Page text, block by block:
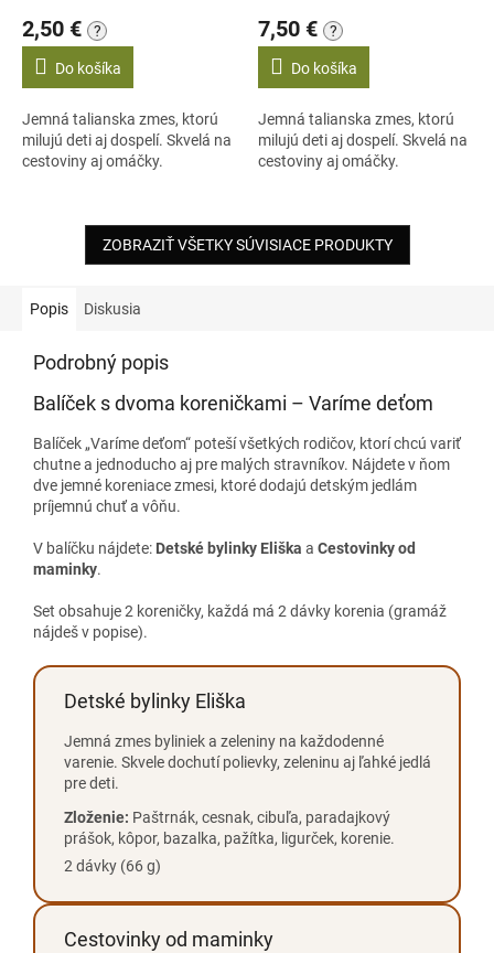
2,50 € ?
Do košíka
Jemná talianska zmes, ktorú
milujú deti aj dospelí. Skvelá na
cestoviny aj omáčky.
7,50 € ?
Do košíka
Jemná talianska zmes, ktorú
milujú deti aj dospelí. Skvelá na
cestoviny aj omáčky.
ZOBRAZIŤ VŠETKY SÚVISIACE PRODUKTY
Popis Diskusia
Podrobný popis
Balíček s dvoma koreničkami – Varíme deťom
Balíček „Varíme deťom“ poteší všetkých rodičov, ktorí chcú variť
chutne a jednoducho aj pre malých stravníkov. Nájdete v ňom
dve jemné koreniace zmesi, ktoré dodajú detským jedlám
príjemnú chuť a vôňu.
V balíčku nájdete: Detské bylinky Eliška a Cestovinky od
maminky.
Set obsahuje 2 koreničky, každá má 2 dávky korenia (gramáž
nájdeš v popise).
Detské bylinky Eliška
Jemná zmes byliniek a zeleniny na každodenné
varenie. Skvele dochutí polievky, zeleninu aj ľahké jedlá
pre deti.
Zloženie: Paštrnák, cesnak, cibuľa, paradajkový
prášok, kôpor, bazalka, pažítka, ligurček, korenie.
2 dávky (66 g)
Cestovinky od maminky